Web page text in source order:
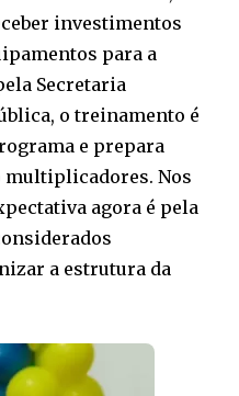
investimentos
para a
Secretaria
o treinamento é
e prepara
multiplicadores. Nos
agora é pela
a estrutura da